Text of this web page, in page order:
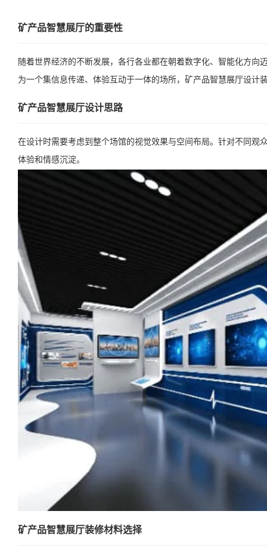
矿产品智慧展厅的重要性
随着世界经济的不断发展，各行各业都在朝着数字化、智能化方
为一个集信息传递、体验互动于一体的场所，矿产品智慧展厅设计
矿产品智慧展厅设计思路
在设计时需要考虑到整个场馆的视觉效果与空间布局。针对不同
体验和情感沉淀。
矿产品智慧展厅装修材料选择